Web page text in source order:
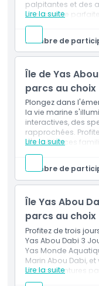
Inclus
Politique enfant/
Heures d'ouverture
Emplacement
Politique
palpitantes et des
une journée
divertissement.
Lire la suite
Monde Marin
entrée unique.
manèges et
Comprend un
Nombre de
Île de Yas
parcs au choix
Plongez dans
la vie marine
interactives, des
rapprochées.
d'expériences
de découverte et
Lire la suite
Ce billet donne
deux des
& Seaworld
Sur une
choisir de
dans les six
visite.
Nombre de
Île Yas Abou
parcs au choix
Profitez de trois
Yas Abou Dabi 3
Yas Monde
Marin Abou Dabi,
et des aventures
Lire la suite
Inclus